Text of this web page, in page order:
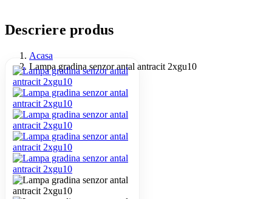
Descriere produs
Acasa
Lampa gradina senzor antal antracit 2xgu10